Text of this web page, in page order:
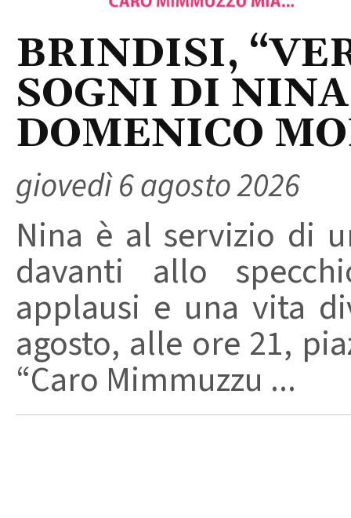
BRINDISI,
SOGNI DI
DOMENICO
giovedì 6 agosto 2026
Nina è al servizio di
davanti allo
applausi e una vita
agosto, alle ore 21,
“Caro Mimmuzzu ...